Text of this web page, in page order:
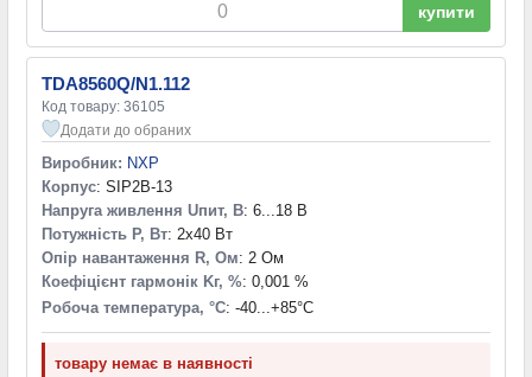
купити
TDA8560Q/N1.112
Код товару: 36105
Додати до обраних
Виробник: NXP
Корпус: SIP2B-13
Напруга живлення Uпит, В: 6...18 В
Потужність P, Вт: 2x40 Вт
Опір навантаження R, Ом: 2 Ом
Коефіцієнт гармонік Kг, %: 0,001 %
Робоча температура, °С: -40...+85°С
товару немає в наявності